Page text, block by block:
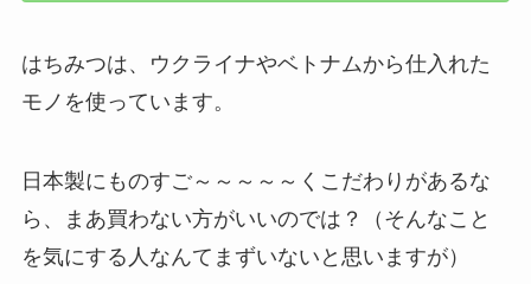
はちみつは、ウクライナやベトナムから仕入れた
モノを使っています。
日本製にものすご～～～～～くこだわりがあるな
ら、まあ買わない方がいいのでは？（そんなこと
を気にする人なんてまずいないと思いますが）